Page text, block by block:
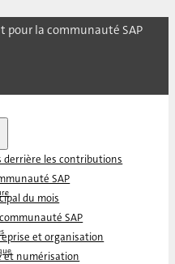
la communauté SAP
derrière les contributions
SAP
du mois
SAP
et organisation
numérisation